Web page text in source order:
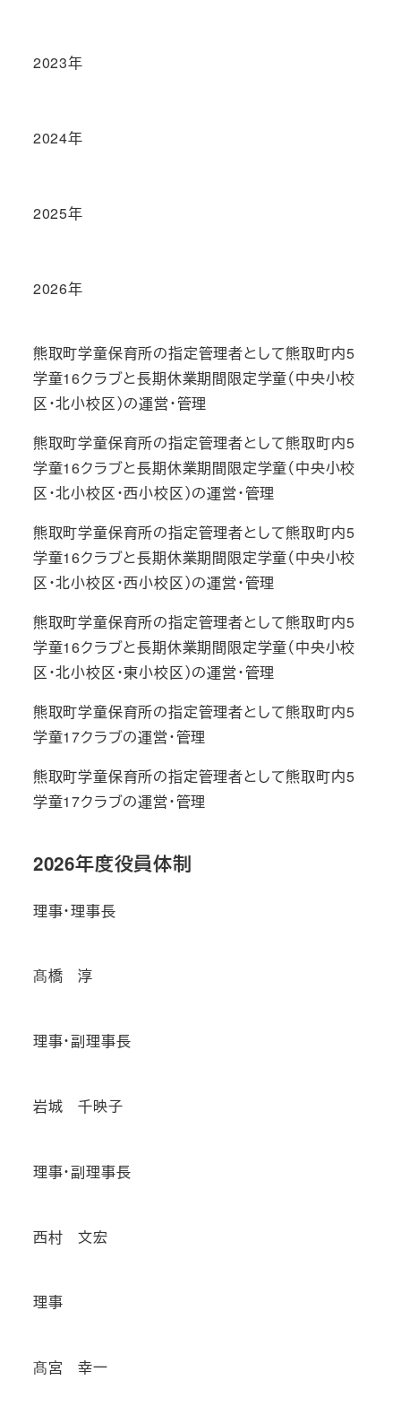
2023年
2024年
2025年
2026年
熊取町学童保育所の指定管理者として熊取町内5
学童16クラブと長期休業期間限定学童（中央小校
区・北小校区）の運営・管理
熊取町学童保育所の指定管理者として熊取町内5
学童16クラブと長期休業期間限定学童（中央小校
区・北小校区・西小校区）の運営・管理
熊取町学童保育所の指定管理者として熊取町内5
学童16クラブと長期休業期間限定学童（中央小校
区・北小校区・西小校区）の運営・管理
熊取町学童保育所の指定管理者として熊取町内5
学童16クラブと長期休業期間限定学童（中央小校
区・北小校区・東小校区）の運営・管理
熊取町学童保育所の指定管理者として熊取町内5
学童17クラブの運営・管理
熊取町学童保育所の指定管理者として熊取町内5
学童17クラブの運営・管理
2026年度役員体制
理事・理事長
髙橋 淳
理事・副理事長
岩城 千映子
理事・副理事長
西村 文宏
理事
髙宮 幸一